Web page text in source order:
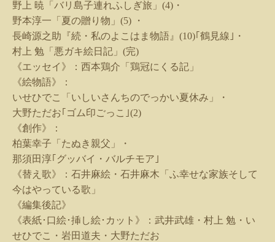
野上 暁「バリ島子連れふしぎ旅」 (4) ・
野本淳一「夏の贈り物」 (5)
・
長崎源之助『続・私のよこはま物語』 (10)｢鶴見線｣・
村上 勉「悪ガキ絵日記」 (完)
《エッセイ》：西本鶏介「鶏冠にくる記」
《絵物語》：
いせひでこ「いしいさんちのでっかい夏休み」・
大野ただお｢ゴム印ごっこ｣(2)
《創作》：
柏葉幸子「たぬき親父」・
那須田淳｢グッバイ・バルチモア｣
《替え歌》：石井麻絵・石井麻木「ふ幸せな家族そして
今はやっている歌」
《編集後記》
《表紙･口絵･挿し絵･カット》：武井武雄・村上 勉・い
せひでこ・岩田道夫・大野ただお